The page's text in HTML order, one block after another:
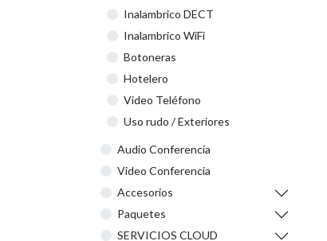
Inalambrico DECT
Inalambrico WiFi
Botoneras
Hotelero
Video Teléfono
Uso rudo / Exteriores
Audio Conferencia
Video Conferencia
Accesorios
Paquetes
SERVICIOS CLOUD